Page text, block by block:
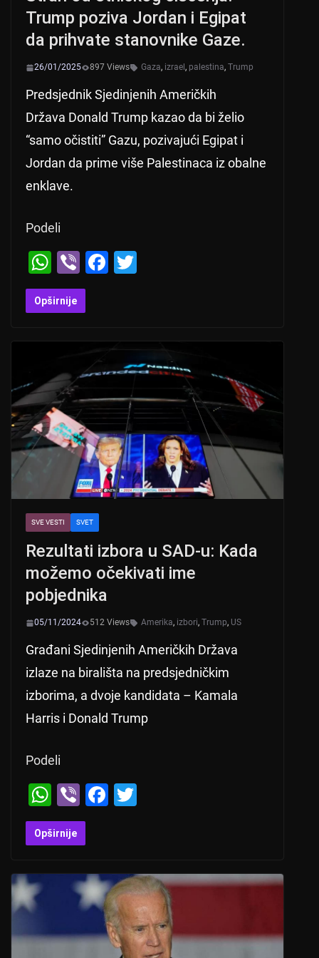
Trump poziva Jordan i Egipat
da prihvate stanovnike Gaze.
26/01/2025 897 Views Gaza, izrael , palestina, Trump
Predsjednik Sjedinjenih Američkih
Država Donald Trump kazao da bi želio
“samo očistiti” Gazu, pozivajući Egipat i
Jordan da prime više Palestinaca iz obalne
enklave.
Podeli
W
h
at
p
p
Vi
b
er
F
b
o
o
k
Opširnije
SVE VESTI SVET
Rezultati izbora u SAD-u: Kada
možemo očekivati ime
pobjednika
05/11/2024 512 Views Amerika, izbori, Trump, US
Građani Sjedinjenih Američkih Država
izlaze na birališta na predsjedničkim
izborima, a dvoje kandidata – Kamala
Harris i Donald Trump
Podeli
W
h
at
p
Vi
b
er
F
b
o
o
Opširnije